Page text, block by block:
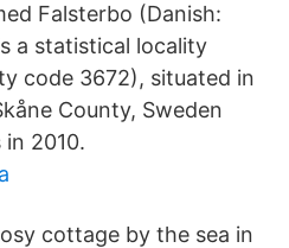
Falsterbo (Danish:
a statistical locality
code 3672), situated in
County, Sweden
2010.
cottage by the sea in